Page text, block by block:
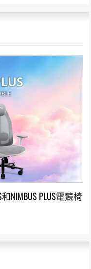
NIMBUS PLUS電競椅